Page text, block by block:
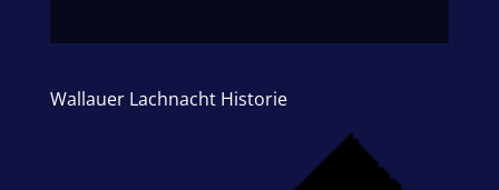
Wallauer Lachnacht Historie